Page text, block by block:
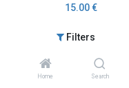
Filters
Home Search
15.00€